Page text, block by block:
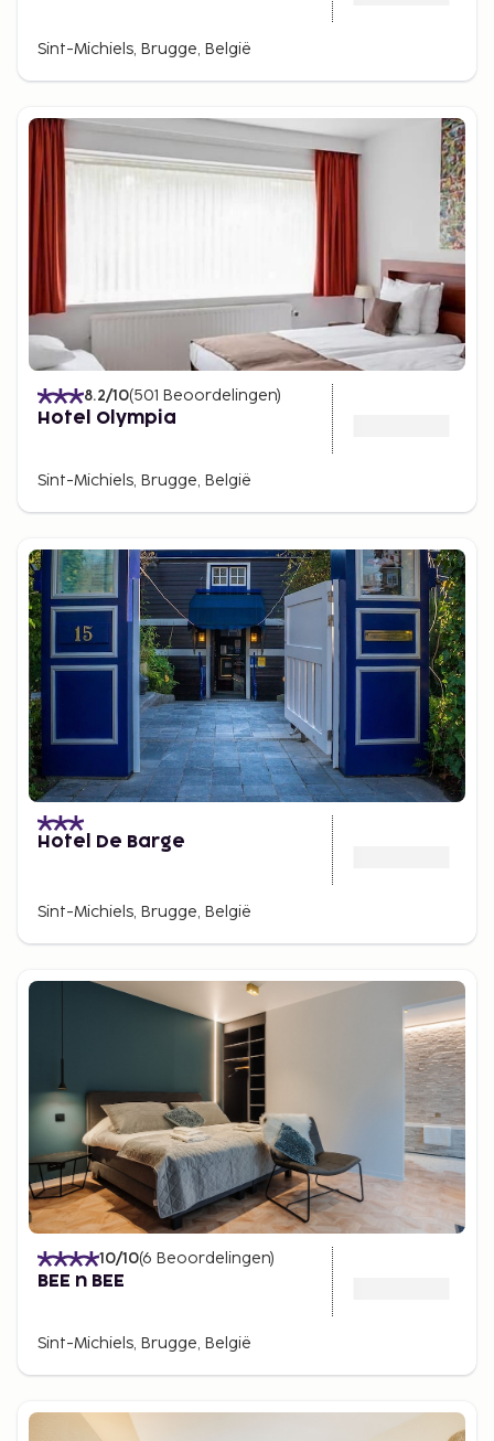
Sint-Michiels, Brugge, België
8.2/10(501 Beoordelingen)
Hotel Olympia
Sint-Michiels, Brugge, België
Hotel De Barge
Sint-Michiels, Brugge, België
10/10(6 Beoordelingen)
BEE n BEE
Sint-Michiels, Brugge, België